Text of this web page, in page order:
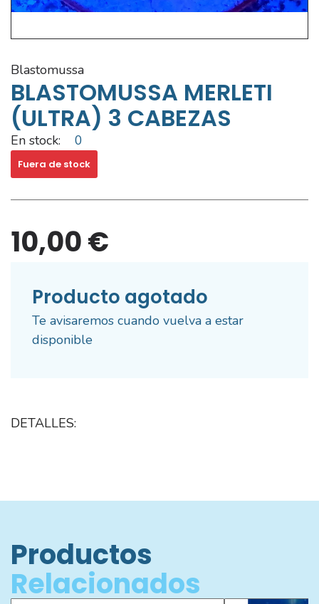
blastomussa
BLASTOMUSSA MERLETI
(ULTRA) 3 CABEZAS
En stock: 0
Fuera de stock
10,00 €
Producto agotado
Te avisaremos cuando vuelva a estar
disponible
DETALLES:
Productos
Relacionados